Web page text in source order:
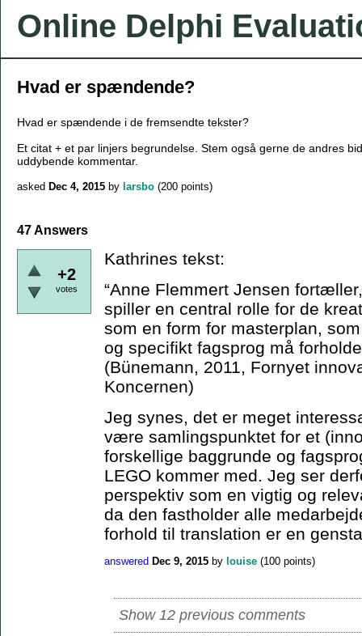
Online Delphi
Hvad er spændende?
Hvad er spændende i de fremsendte tekster?
Et citat + et par linjers begrundelse. Stem også gerne de andres
uddybende kommentar.
asked Dec 4, 2015 by larsbo (200 points)
47 Answers
+2
votes
Kathrines tekst:
“Anne Flemmert Jensen
spiller en central rolle for de
som en form for masterplan,
og specifikt fagsprog må
(Bünemann, 2011, Fornyet
Koncernen)
Jeg synes, det er meget
være samlingspunktet for et
forskellige baggrunde og
LEGO kommer med. Jeg ser
perspektiv som en vigtig og
da den fastholder alle
forhold til translation er en
answered Dec 9, 2015 by louise (100 points)
Show 12 previous comments